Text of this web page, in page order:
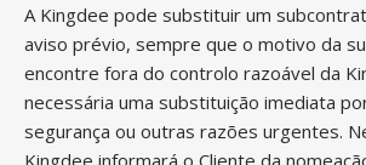
A Kingdee pode substituir um
aviso prévio, sempre que o motivo da
encontre fora do controlo razoável da
necessária uma substituição imediata
segurança ou outras razões urgentes.
Kingdee informará o Cliente da